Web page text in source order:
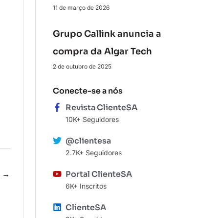
→
11 de março de 2026
Grupo Callink anuncia a
compra da Algar Tech
2 de outubro de 2025
Conecte-se a nós
Revista ClienteSA
10K+ Seguidores
@clientesa
2.7K+ Seguidores
Portal ClienteSA
6K+ Inscritos
ClienteSA